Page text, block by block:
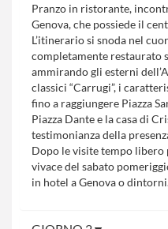
Pranzo in ristorante,
Genova, che possiede il
L’itinerario si snoda nel
completamente restaurato
ammirando gli esterni
classici “Carrugi”, i
fino a raggiungere Piazza
Piazza Dante e la casa di
testimonianza della
Dopo le visite tempo libero
vivace del sabato
in hotel a Genova o